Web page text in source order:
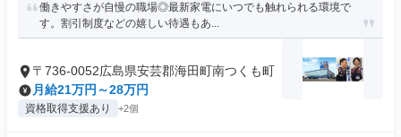
働きやすさが自慢の職場◎最新家電にいつでも触れられる環境で
す。割引制度などの嬉しい待遇もあ...
〒736-0052広島県安芸郡海田町南つくも町
月給21万円～28万円
資格取得支援あり +2個